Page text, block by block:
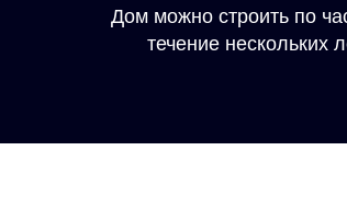
Дом можно строить по
течение нескольких